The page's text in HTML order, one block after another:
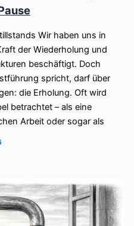
Wir haben uns in
der Wiederholung und
beschäftigt. Doch
spricht, darf über
die Erholung. Oft wird
betrachtet – als eine
Arbeit oder sogar als